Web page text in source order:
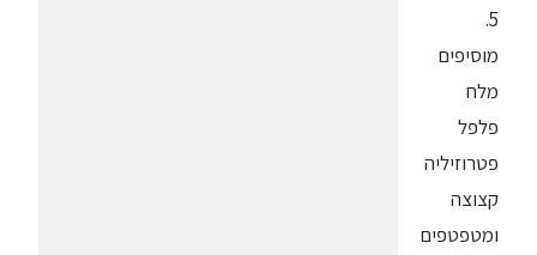
5.
מוסיפים
מלח
פלפל
פטרוזיליה
קצוצה
ומטפטפים